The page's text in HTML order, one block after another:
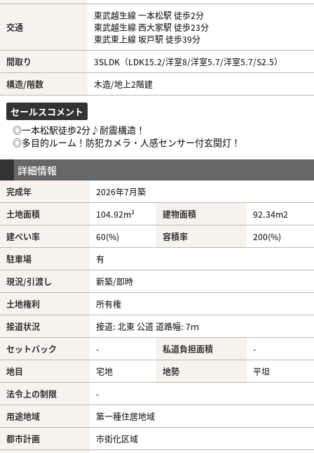
交通
東武越生線 一本松駅 徒歩2分
東武越生線 西大家駅 徒歩23分
東武東上線 坂戸駅 徒歩39分
間取り
3SLDK（LDK15.2/洋室8/洋室5.7/洋室5.7/S2.5）
構造/階数
木造/地上2階建
セールスコメント
◎一本松駅徒歩2分♪耐震構造！
◎多目的ルーム！防犯カメラ・人感センサー付玄関灯！
詳細情報
完成年
2026年7月築
土地面積
104.92m² 建物面積 92.34m2
建ぺい率
60(%) 容積率
200(%)
駐車場
有
現況/引渡し
新築/即時
土地権利
所有権
接道状況
接道: 北東 公道 道路幅: 7ｍ
セットバック
- 私道負担面積
-
地目
宅地 地勢
平坦
法令上の制限
-
用途地域
第一種住居地域
都市計画
市街化区域